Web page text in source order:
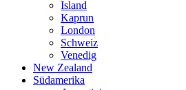
Island
Kaprun
London
Schweiz
Venedig
New Zealand
Südamerika